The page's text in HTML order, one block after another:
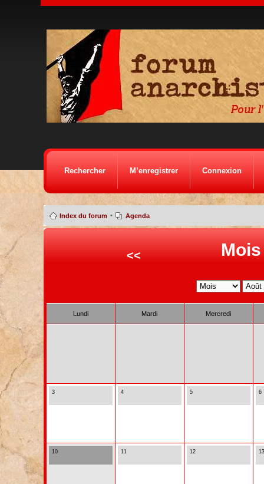
Rechercher M’enregistrer Connexion
Index du forum • Agenda
<<
Lundi Mardi Mercredi
3 4 5 6
10 11 12 13